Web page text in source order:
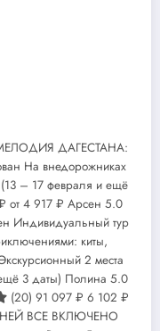
ДАГЕСТАНА:
На внедорожниках
(13 – 17 февраля и ещё
от 4 917 ₽ Арсен 5.0
Индивидуальный тур
киты,
2 места
3 даты) Полина 5.0
(20) 91 097 ₽ 6 102 ₽
ВСЕ ВКЛЮЧЕНО